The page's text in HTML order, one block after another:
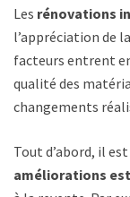
Les rénovations
l’appréciation de
facteurs entrent
qualité des
changements
Tout d’abord, il
améliorations